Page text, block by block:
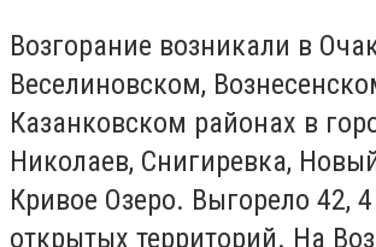
Возгорание возникали в
Веселиновском,
Казанковском районах в
Николаев, Снигиревка,
Кривое Озеро. Выгорело 42, 4
открытых территорий. На